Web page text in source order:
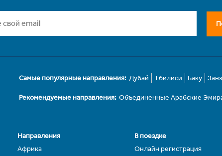
Самые популярные направления: Дубай Тбилиси Баку
Рекомендуемые направления: Объединенные Арабские
Направления
Африка
В поездке
Онлайн регистрация